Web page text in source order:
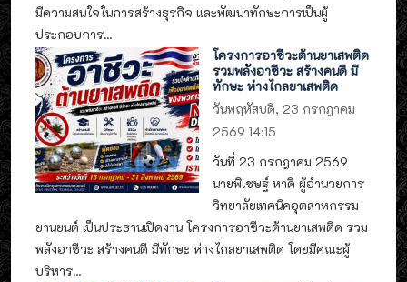
มีความสนใจในการสร้างธุรกิจ และพัฒนาทักษะการเป็นผู้
ประกอบการ...
โครงการอาชีวะต้านยาเสพติด
รวมพลังอาชีวะ สร้างคนดี มี
ทักษะ ห่างไกลยาเสพติด
วันพฤหัสบดี, 23 กรกฎาคม
2569 14:15
วันที่ 23 กรกฎาคม 2569
นายพิเชษฐ์ หาดี ผู้อำนวยการ
วิทยาลัยเทคนิคอุตสาหกรรม
ยานยนต์ เป็นประธานเปิดงาน โครงการอาชีวะต้านยาเสพติด รวม
พลังอาชีวะ สร้างคนดี มีทักษะ ห่างไกลยาเสพติด โดยมีคณะผู้
บริหาร...